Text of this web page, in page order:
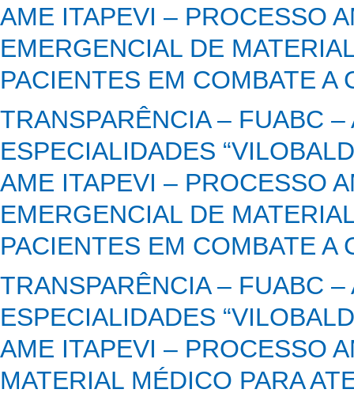
AME ITAPEVI – PROCESSO
EMERGENCIAL DE
PACIENTES EM COMBATE A
TRANSPARÊNCIA – FUABC
ESPECIALIDADES
AME ITAPEVI – PROCESSO
EMERGENCIAL DE
PACIENTES EM COMBATE A
TRANSPARÊNCIA – FUABC
ESPECIALIDADES
AME ITAPEVI – PROCESSO
MATERIAL MÉDICO PARA